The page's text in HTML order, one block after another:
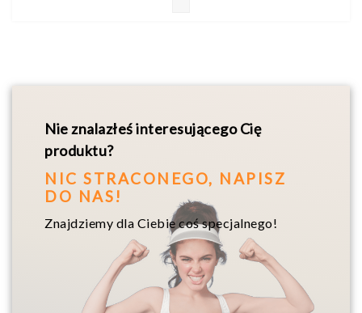
Nie znalazłeś interesującego Cię
produktu?
NIC STRACONEGO, NAPISZ
DO NAS!
Znajdziemy dla Ciebie coś specjalnego!